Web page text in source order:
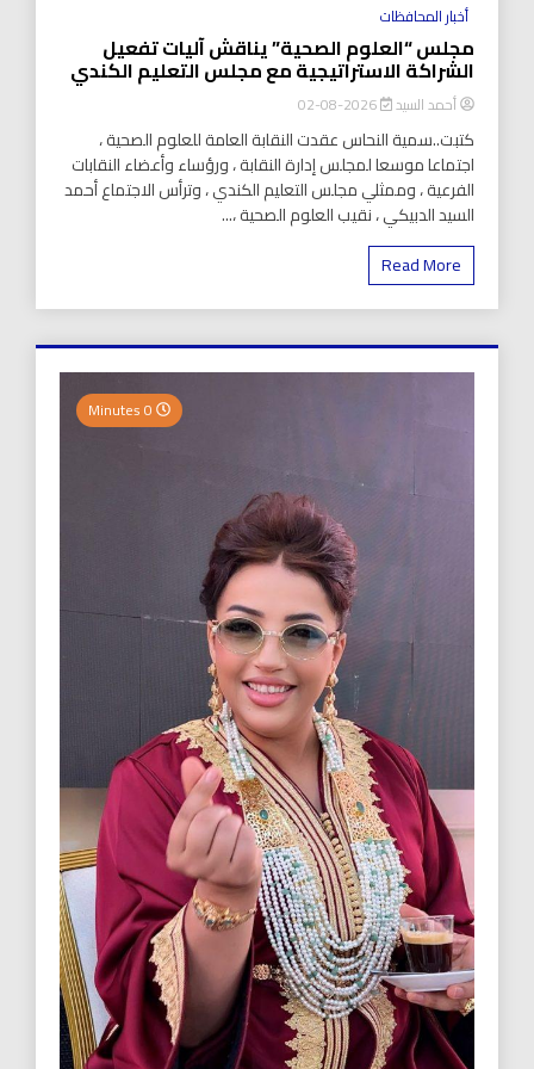
أخبار المحافظات
مجلس “العلوم الصحية” يناقش آليات تفعيل
الشراكة الاستراتيجية مع مجلس التعليم الكندي
أحمد السيد 2026-08-02
كتبت..سمية النحاس عقدت النقابة العامة للعلوم الصحية ،
اجتماعا موسعا لمجلس إدارة النقابة ، ورؤساء وأعضاء النقابات
الفرعية ، وممثلي مجلس التعليم الكندي ، وترأس الاجتماع أحمد
السيد الدبيكي ، نقيب العلوم الصحية ،...
Read More